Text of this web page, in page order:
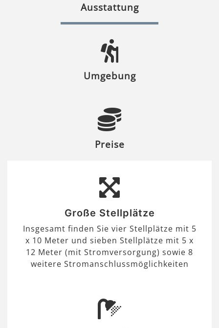
Ausstattung
Umgebung
Preise
Große Stellplätze
Insgesamt finden Sie vier Stellplätze mit 5
x 10 Meter und sieben Stellplätze mit 5 x
12 Meter (mit Stromversorgung) sowie 8
weitere Stromanschlussmöglichkeiten